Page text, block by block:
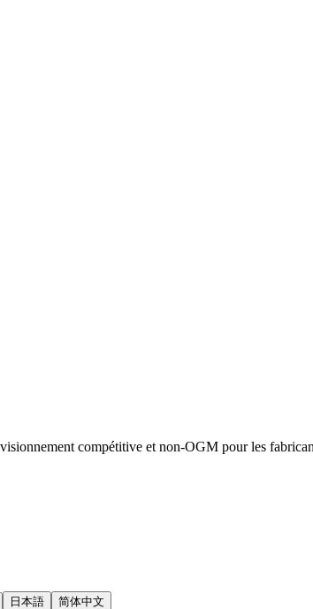
compétitive et non-OGM pour les
日本語 简体中文